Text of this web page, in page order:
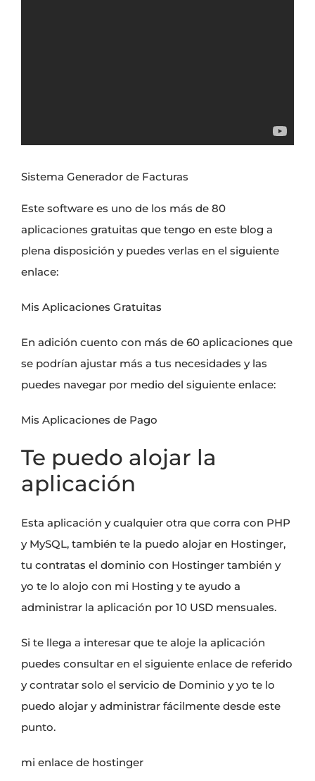
Sistema Generador de Facturas
Este software es uno de los más de 80
aplicaciones gratuitas que tengo en este blog a
plena disposición y puedes verlas en el siguiente
enlace:
Mis Aplicaciones Gratuitas
En adición cuento con más de 60 aplicaciones que
se podrían ajustar más a tus necesidades y las
puedes navegar por medio del siguiente enlace:
Mis Aplicaciones de Pago
Te puedo alojar la
aplicación
Esta aplicación y cualquier otra que corra con PHP
y MySQL, también te la puedo alojar en Hostinger,
tu contratas el dominio con Hostinger también y
yo te lo alojo con mi Hosting y te ayudo a
administrar la aplicación por 10 USD mensuales.
Si te llega a interesar que te aloje la aplicación
puedes consultar en el siguiente enlace de referido
y contratar solo el servicio de Dominio y yo te lo
puedo alojar y administrar fácilmente desde este
punto.
mi enlace de hostinger